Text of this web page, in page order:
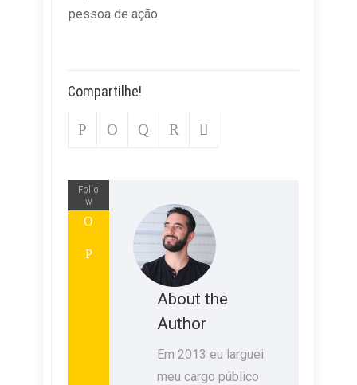
pessoa de ação.
Compartilhe!
Follo
w
About the
Author
Em 2013 eu larguei
meu cargo público